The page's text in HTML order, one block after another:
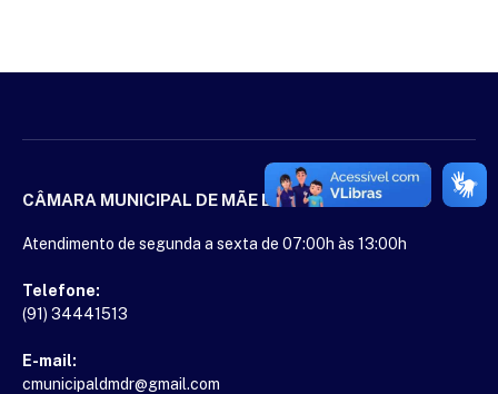
CÂMARA MUNICIPAL DE MÃE DO RIO
Atendimento de segunda a sexta de 07:00h às 13:00h
Telefone:
(91) 34441513
E-mail:
cmunicipaldmdr@gmail.com